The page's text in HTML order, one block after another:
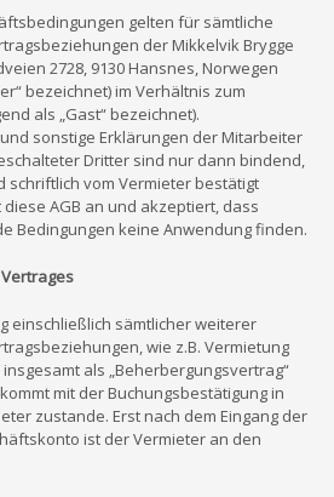
gelten für sämtliche
der Mikkelvik Brygge
2728, 9130 Hansnes, Norwegen
bezeichnet) im Verhältnis zum
als „Gast“ bezeichnet).
sonstige Erklärungen der Mitarbeiter
Dritter sind nur dann bindend,
schriftlich vom Vermieter bestätigt
AGB an und akzeptiert, dass
Bedingungen keine Anwendung finden.
einschließlich sämtlicher weiterer
wie z.B. Vermietung
als „Beherbergungsvertrag“
mit der Buchungsbestätigung in
zustande. Erst nach dem Eingang der
ist der Vermieter an den